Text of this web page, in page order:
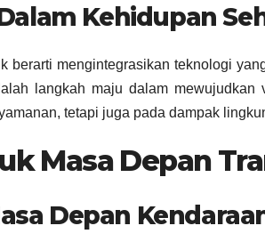
Kehidupan
berarti mengintegrasikan teknologi
langkah maju dalam
tetapi juga pada dampak
Masa Depan
Depan